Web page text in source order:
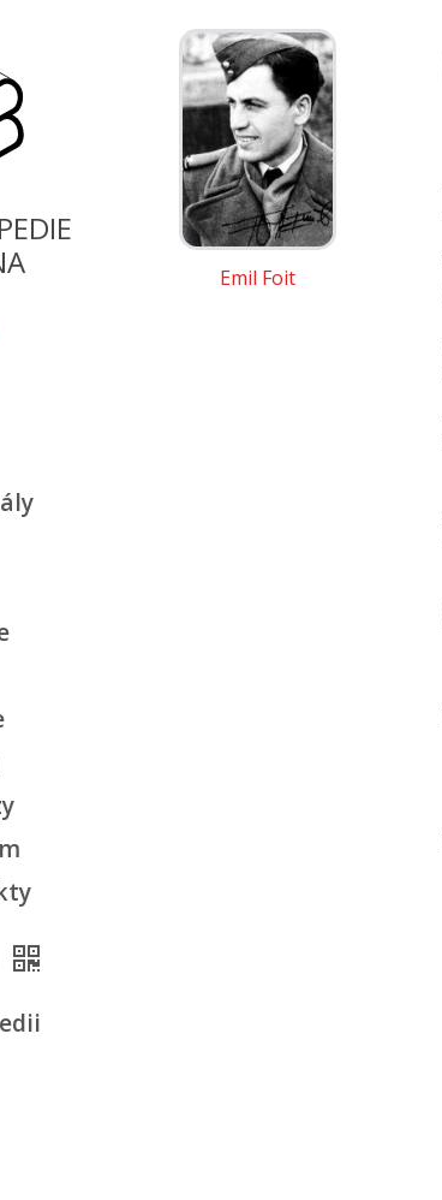
Emil Foit